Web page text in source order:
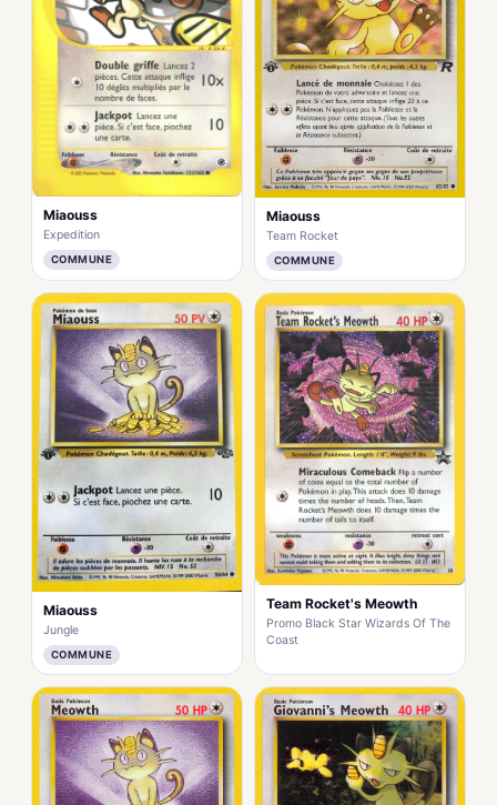
Miaouss
Expedition
COMMUNE
Miaouss
Team Rocket
COMMUNE
Miaouss
Jungle
COMMUNE
Team Rocket's Meowth
Promo Black Star Wizards Of The
Coast